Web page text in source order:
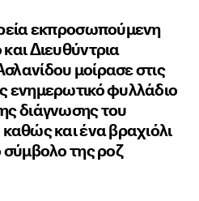
εκπροσωπούμενη
Διευθύντρια
μοίρασε στις
ενημερωτικό φυλλάδιο
διάγνωσης του
και ένα βραχιόλι
σύμβολο της ροζ